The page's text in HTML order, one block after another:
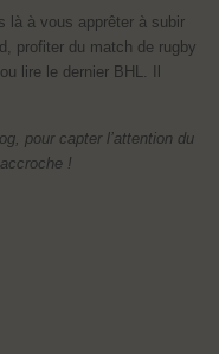
là à vous apprêter à subir
profiter du match de rugby
lire le dernier BHL. Il
pour capter l’attention du
!